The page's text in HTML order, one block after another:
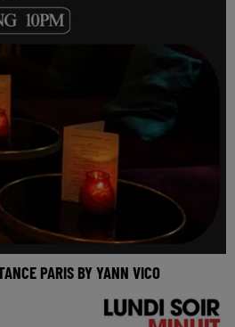
PARIS BY YANN VICO
Tracklist : Le